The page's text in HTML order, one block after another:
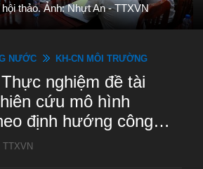
thảo. Ảnh: Nhựt An - TTXVN
NƯỚC KH-CN MÔI TRƯỜNG
nghiệm đề tài
cứu mô hình
định hướng công
TTXVN